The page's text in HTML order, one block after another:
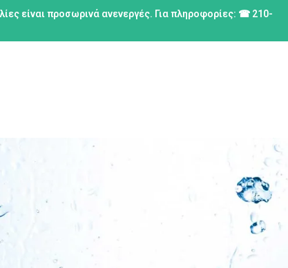
είναι προσωρινά ανενεργές. Για πληροφορίες: ☎ 210-